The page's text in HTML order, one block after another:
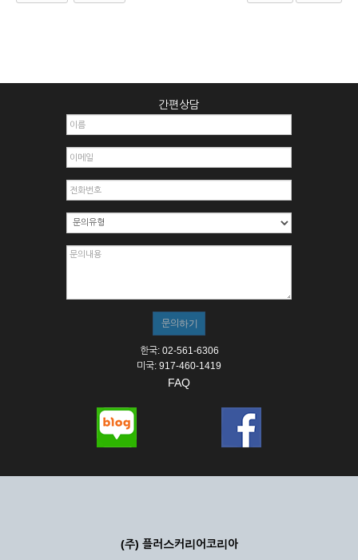
간편상담
한국: 02-561-6306
미국: 917-460-1419
FAQ
(주) 플러스커리어코리아